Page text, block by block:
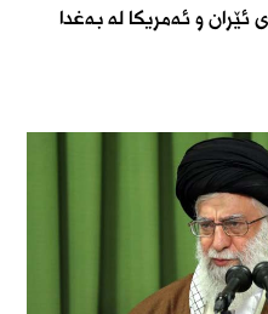
و ئەمریکا لە بەغدا